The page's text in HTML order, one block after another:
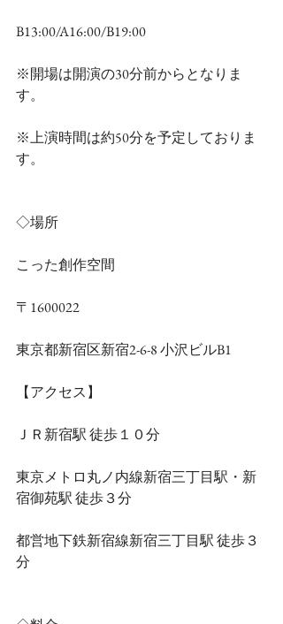
B13:00/A16:00/B19:00
※開場は開演の30分前からとなりま
す。
※上演時間は約50分を予定しておりま
す。
◇場所
こった創作空間
〒1600022
東京都新宿区新宿2-6-8 小沢ビルB1
【アクセス】
ＪＲ新宿駅 徒歩１０分
東京メトロ丸ノ内線新宿三丁目駅・新
宿御苑駅 徒歩３分
都営地下鉄新宿線新宿三丁目駅 徒歩３
分